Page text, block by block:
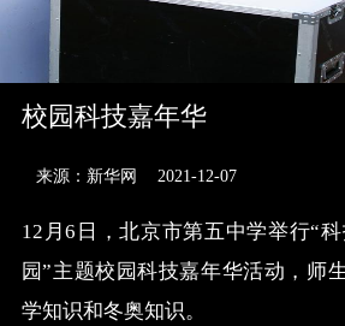
校园科技嘉年华
来源：新华网 2021-12-07
12月6日，北京市第五中学举行“
园”主题校园科技嘉年华活动，师
学知识和冬奥知识。